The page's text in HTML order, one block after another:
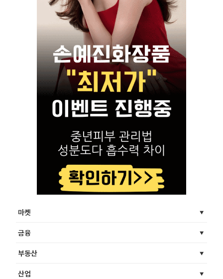
마켓
금융
부동산
산업